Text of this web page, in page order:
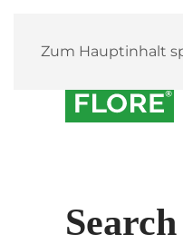
Zum Hauptinhalt